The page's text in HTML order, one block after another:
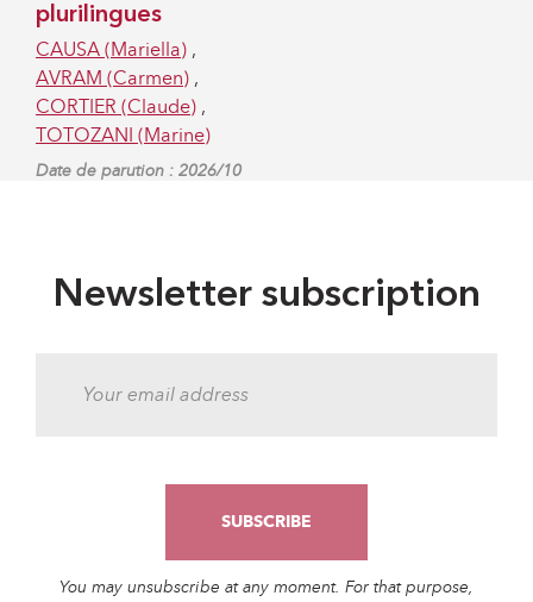
plurilingues
CAUSA (Mariella) ,
AVRAM (Carmen) ,
CORTIER (Claude) ,
TOTOZANI (Marine)
Date de parution : 2026/10
Newsletter subscription
You may unsubscribe at any moment. For that purpose,